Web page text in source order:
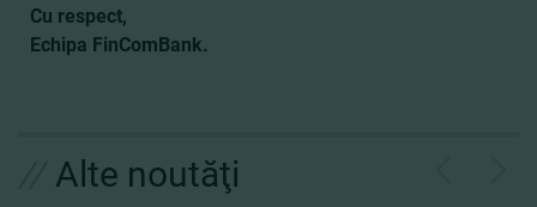
Cu respect,
Echipa FinComBank.
Alte noutăţi